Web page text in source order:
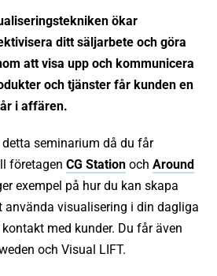
ökar
ditt säljarbete och göra
att visa upp och kommunicera
och tjänster får kunden en
i affären.
seminarium då du får
företagen CG Station och Around
exempel på hur du kan skapa
visualisering i din dagliga
med kunder. Du får även
och Visual LIFT.